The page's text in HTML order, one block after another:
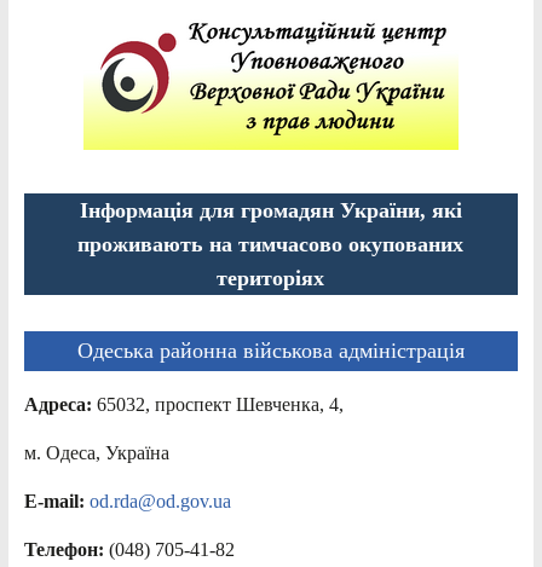
Інформація для громадян України, які
проживають на тимчасово окупованих
територіях
Одеська районна військова адміністрація
Адреса: 65032, проспект Шевченка, 4,
м. Одеса, Україна
E-mail: od.rda@od.gov.ua
Телефон: (048) 705-41-82